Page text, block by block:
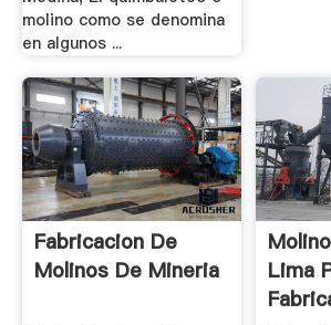
molino como se denomina
en algunos ...
Fabricacion De
Molinos De Mineria
Lima